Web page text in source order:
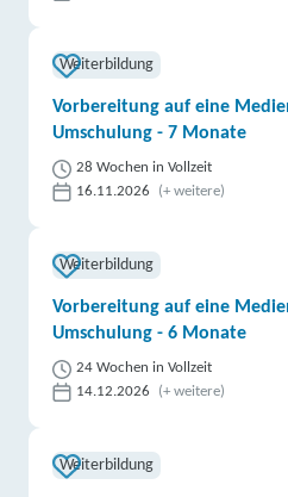
Weiterbildung
Vorbereitung auf eine
Umschulung - 7 Monate
28 Wochen in Vollzeit
16.11.2026
(+ weitere)
Weiterbildung
Vorbereitung auf eine
Umschulung - 6 Monate
24 Wochen in Vollzeit
14.12.2026
(+ weitere)
Weiterbildung